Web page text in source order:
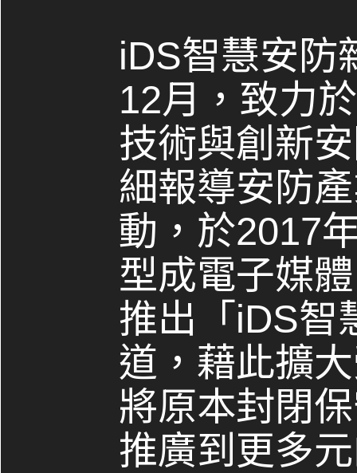
iDS智慧安防
12月，致力
技術與創新
細報導安防
動，於2017
型成電子媒
推出「iDS智
道，藉此擴
將原本封閉
推廣到更多